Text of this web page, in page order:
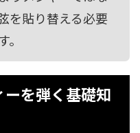
を貼り替える必要
を弾く基礎知